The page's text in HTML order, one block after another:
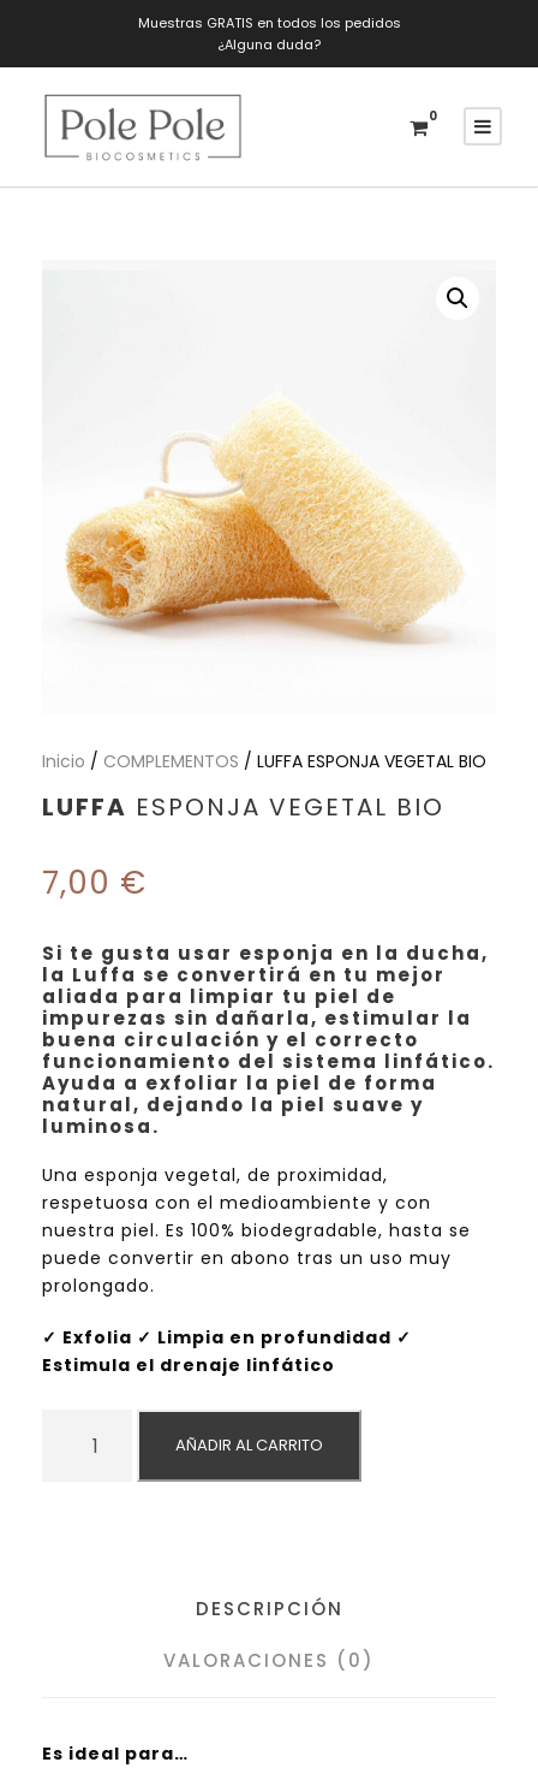
Muestras GRATIS en todos los pedidos
¿Alguna duda?
0
Inicio / COMPLEMENTOS / LUFFA ESPONJA VEGETAL BIO
LUFFA ESPONJA VEGETAL BIO
7,00 €
Si te gusta usar esponja en la ducha,
la Luffa se convertirá en tu mejor
aliada para limpiar tu piel de
impurezas sin dañarla, estimular la
buena circulación y el correcto
funcionamiento del sistema linfático.
Ayuda a exfoliar la piel de forma
natural, dejando la piel suave y
luminosa.
Una esponja vegetal, de proximidad,
respetuosa con el medioambiente y con
nuestra piel. Es 100% biodegradable, hasta se
puede convertir en abono tras un uso muy
prolongado.
✓ Exfolia ✓ Limpia en profundidad ✓
Estimula el drenaje linfático
V
AÑADIR AL CARRITO
DESCRIPCIÓN
VALORACIONES (0)
Es ideal para…